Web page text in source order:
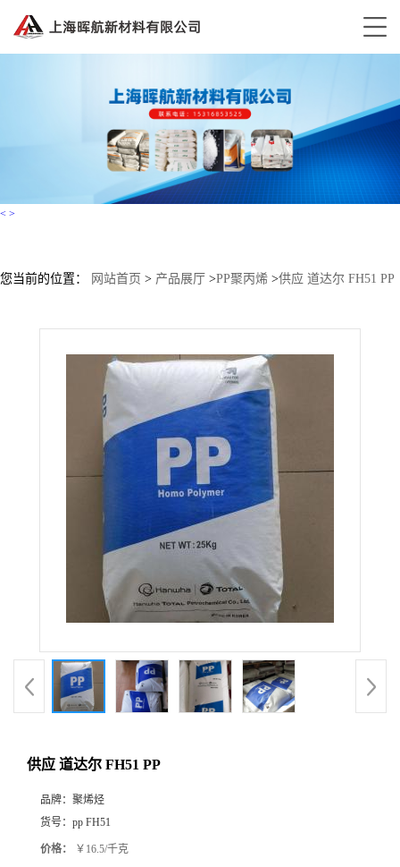
< >
您当前的位置： 网站首页 > 产品展厅 >PP聚丙烯 >供应 道达尔 FH51 PP
供应 道达尔 FH51 PP
品牌： 聚烯烃
货号： pp FH51
价格： ￥16.5/千克